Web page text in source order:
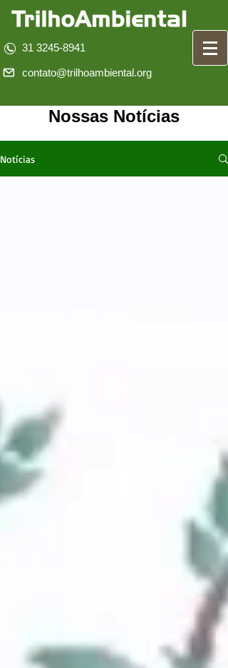
31 3245-8941
contato@trilhoambiental.org
Nossas Notícias
Notícias